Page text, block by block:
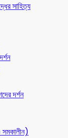
সাহিত্য
দর্শন
সমকালীন)